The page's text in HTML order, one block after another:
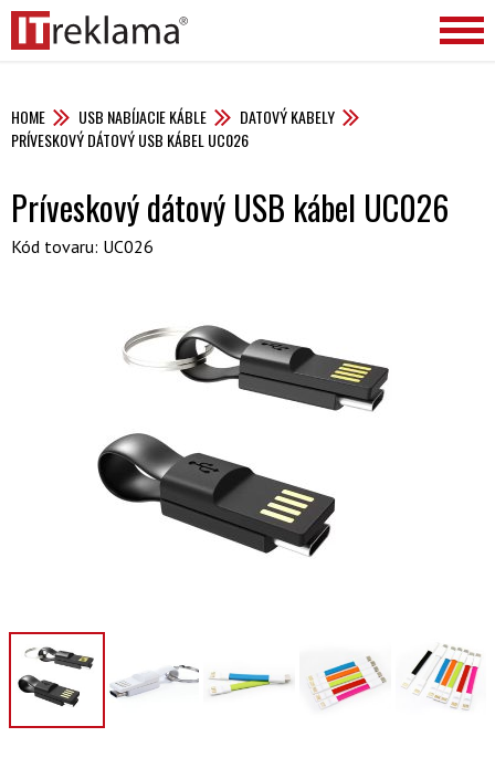
HOME USB NABÍJACIE KÁBLE
DATOVÝ KABELY
PRÍVESKOVÝ DÁTOVÝ USB KÁBEL UC026
Príveskový dátový USB kábel UC026
Kód tovaru: UC026